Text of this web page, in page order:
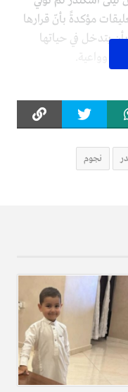
مؤكدةً بأنّ قرارها
يتدخل في حياتها
وواعية.
اللبنانية في الدراسات
على شهادة في
برنامج ستار
شاركت فيه عام 2004 في موسمه الأول، وشاركت
وممثلة فيها.
نجوم